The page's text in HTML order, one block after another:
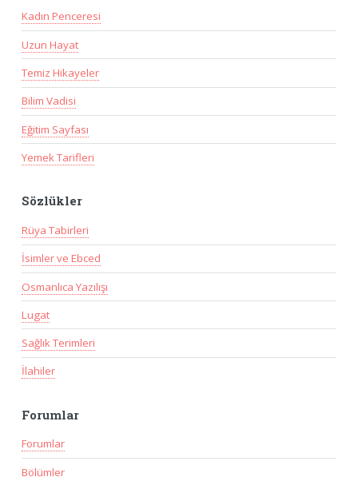
Kadın Penceresi
Uzun Hayat
Temiz Hikayeler
Bilim Vadisi
Eğitim Sayfası
Yemek Tarifleri
Sözlükler
Rüya Tabirleri
İsimler ve Ebced
Osmanlıca Yazılışı
Lugat
Sağlık Terimleri
İlahiler
Forumlar
Forumlar
Bölümler